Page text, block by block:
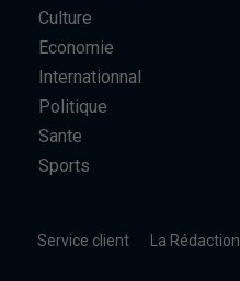
Culture
Economie
Internationnal
Politique
Sante
Sports
Service client La Rédaction